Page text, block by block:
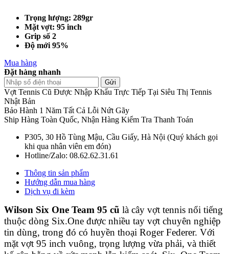
Trọng lượng: 289gr
Mặt vợt: 95 inch
Grip số 2
Độ mới 95%
Mua hàng
Đặt hàng nhanh
Gửi
Vợt Tennis Cũ Được Nhập Khẩu Trực Tiếp Tại Siêu Thị Tennis
Nhật Bản
Bảo Hành 1 Năm Tất Cả Lỗi Nứt Gãy
Ship Hàng Toàn Quốc, Nhận Hàng Kiểm Tra Thanh Toán
P305, 30 Hồ Tùng Mậu, Cầu Giấy, Hà Nội (Quý khách gọi
khi qua nhân viên em đón)
Hotline/Zalo: 08.62.62.31.61
Thông tin sản phẩm
Hướng dẫn mua hàng
Dịch vụ đi kèm
Wilson Six One Team 95 cũ là cây vợt tennis nổi tiếng
thuộc dòng Six.One được nhiều tay vợt chuyên nghiệp
tin dùng, trong đó có huyền thoại Roger Federer. Với
mặt vợt 95 inch vuông, trọng lượng vừa phải, và thiết